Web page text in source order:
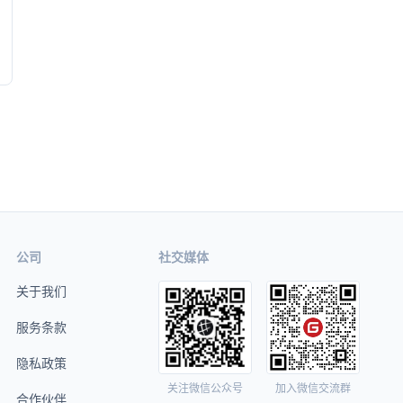
公司
关于我们
服务条款
隐私政策
合作伙伴
社交媒体
关注微信公众号 加入微信交流群